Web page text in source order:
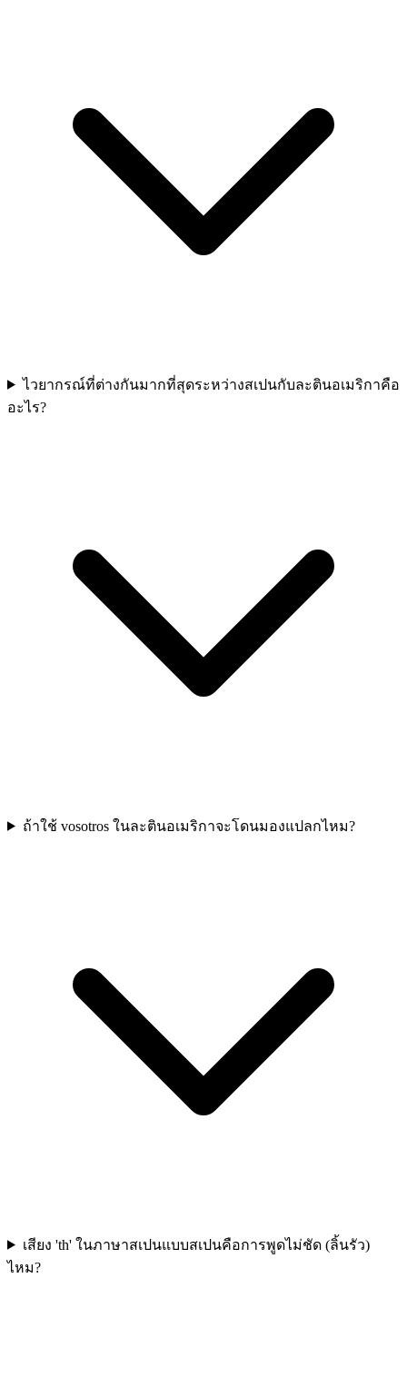
ไวยากรณ์ที่ต่างกันมากที่สุดระหว่างสเปนกับละตินอเมริกาคือ
อะไร?
ถ้าใช้ vosotros ในละตินอเมริกาจะโดนมองแปลกไหม?
เสียง 'th' ในภาษาสเปนแบบสเปนคือการพูดไม่ชัด (ลิ้นรัว)
ไหม?